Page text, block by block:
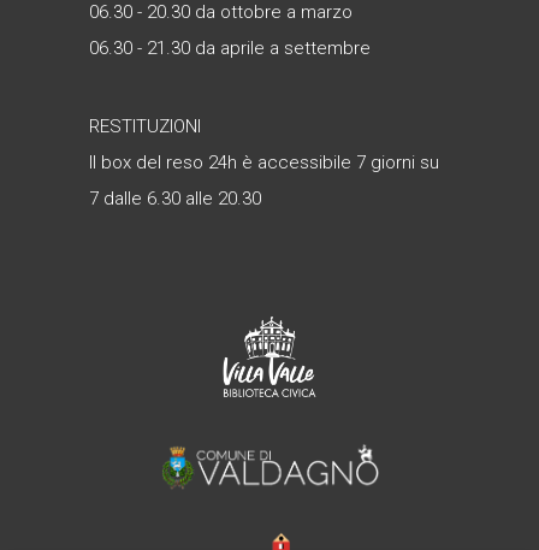
06.30 - 20.30 da ottobre a marzo
06.30 - 21.30 da aprile a settembre
RESTITUZIONI
Il box del reso 24h è accessibile 7 giorni su
7 dalle 6.30 alle 20.30